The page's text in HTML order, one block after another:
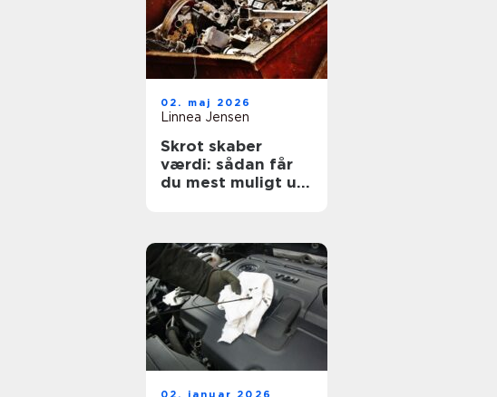
02. maj 2026
Linnea Jensen
Skrot skaber
værdi: sådan får
du mest muligt ud
02. januar 2026